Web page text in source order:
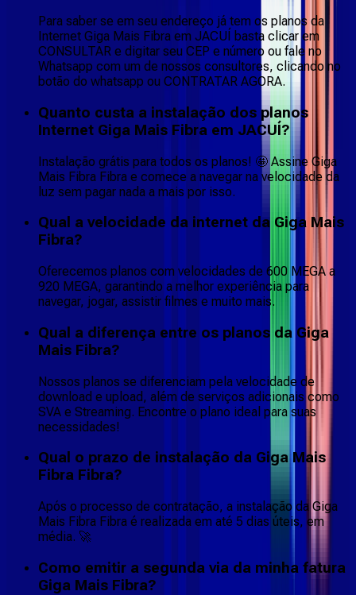
Para saber se em seu endereço já tem os planos da
Internet Giga Mais Fibra em JACUÍ basta clicar em
CONSULTAR e digitar seu CEP e número ou fale no
Whatsapp com um de nossos consultores, clicando no
botão do whatsapp ou CONTRATAR AGORA.
Quanto custa a instalação dos planos
Internet Giga Mais Fibra em JACUÍ?
Instalação grátis para todos os planos! 🤩 Assine Giga
Mais Fibra Fibra e comece a navegar na velocidade da
luz sem pagar nada a mais por isso.
Qual a velocidade da internet da Giga Mais
Fibra?
Oferecemos planos com velocidades de 600 MEGA a
920 MEGA, garantindo a melhor experiência para
navegar, jogar, assistir filmes e muito mais.
Qual a diferença entre os planos da Giga
Mais Fibra?
Nossos planos se diferenciam pela velocidade de
download e upload, além de serviços adicionais como
SVA e Streaming. Encontre o plano ideal para suas
necessidades!
Qual o prazo de instalação da Giga Mais
Fibra Fibra?
Após o processo de contratação, a instalação da Giga
Mais Fibra Fibra é realizada em até 5 dias úteis, em
média. 🚀
Como emitir a segunda via da minha fatura
Giga Mais Fibra?